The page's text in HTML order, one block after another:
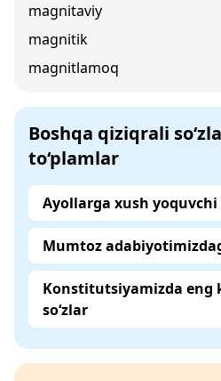
magnitaviy
magnitik
magnitlamoq
Boshqa qiziqrali
to‘plamlar
Ayollarga xush yoquvchi
Mumtoz
Konstitutsiyamizda eng
so‘zlar